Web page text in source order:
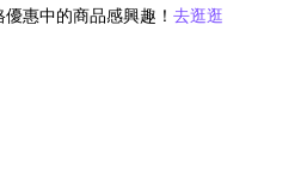
惠中的商品感興趣！ 去逛逛